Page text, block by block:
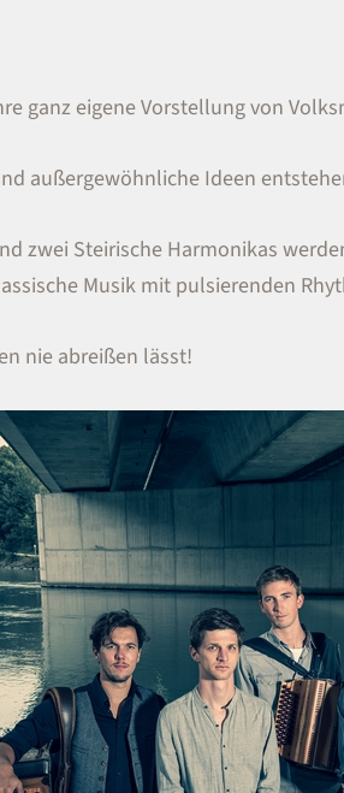
ganz eigene Vorstellung von
außergewöhnliche Ideen
zwei Steirische Harmonikas
Musik mit pulsierenden
nie abreißen lässt!